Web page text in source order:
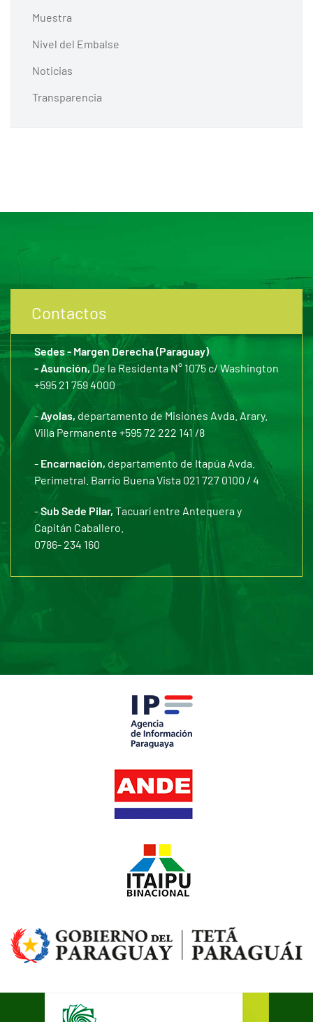
Muestra
Nivel del Embalse
Noticias
Transparencia
Contactos
Sedes - Margen Derecha (Paraguay)
- Asunción, De la Residenta N° 1075 c/ Washington
+595 21 759 4000
-Ayolas, departamento de Misiones Avda. Arary.
Villa Permanente +595 72 222 141 /8
- Encarnación, departamento de Itapúa Avda.
Perimetral. Barrio Buena Vista 021 727 0100 / 4
-Sub Sede Pilar, Tacuarí entre Antequera y
Capitán Caballero.
0786- 234 160